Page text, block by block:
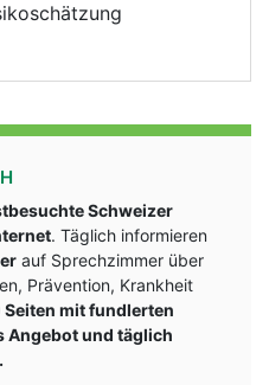
Schweizer
. Täglich informieren
auf Sprechzimmer über
Prävention, Krankheit
mit fundlerten
Angebot und täglich